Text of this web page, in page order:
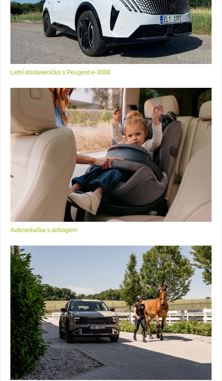
Letní dostaveníčko s Peugeot e-3008
Autosedačka s airbagem